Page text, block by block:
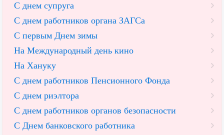
С днем супруга
С днем работников органа ЗАГСа
С первым Днем зимы
На Международный день кино
На Хануку
С днем работников Пенсионного Фонда
С днем риэлтора
С днем работников органов безопасности
С Днем банковского работника